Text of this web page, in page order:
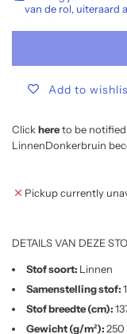
van de rol, uiteraard
Add to
Clickhereto be notified
LinnenDonkerbruin
Pickup currently
DETAILS VAN DEZE
Stof soort: Linnen
Samenstelling stof:
Stof breedte (cm):
Gewicht (g/m²):250